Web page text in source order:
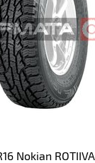
Nokian ROTIIVA